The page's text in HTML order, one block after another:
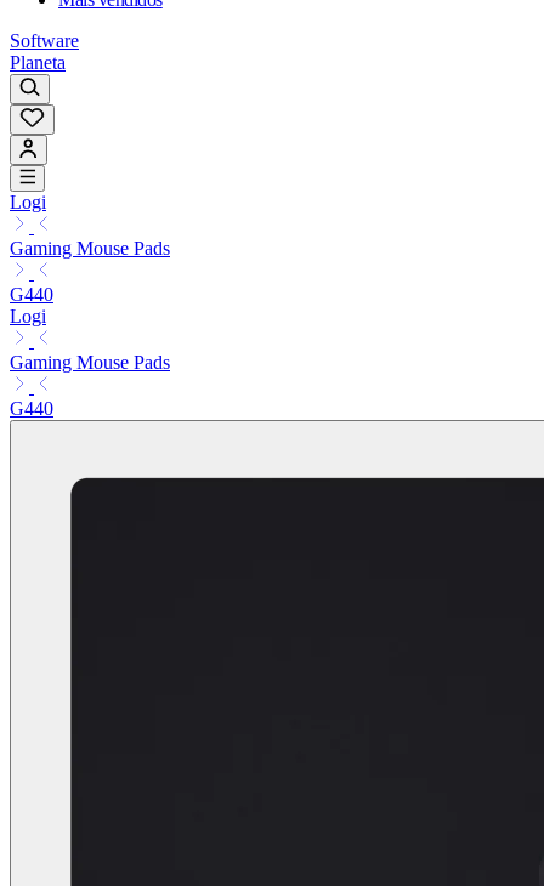
Software
Planeta
Logi
Gaming Mouse Pads
G440
Logi
Gaming Mouse Pads
G440